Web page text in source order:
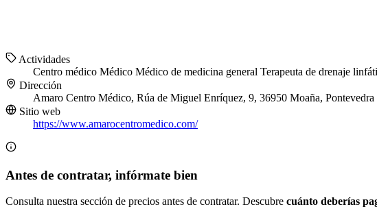
Actividades
Centro médico Médico Médico de medicina general Terapeuta de drenaje
Dirección
Amaro Centro Médico, Rúa de Miguel Enríquez, 9, 36950 Moaña, Pontevedra
Sitio web
https://www.amarocentromedico.com/
Antes de contratar, infórmate bien
Consulta nuestra sección de precios antes de contratar. Descubre cuánto deberías